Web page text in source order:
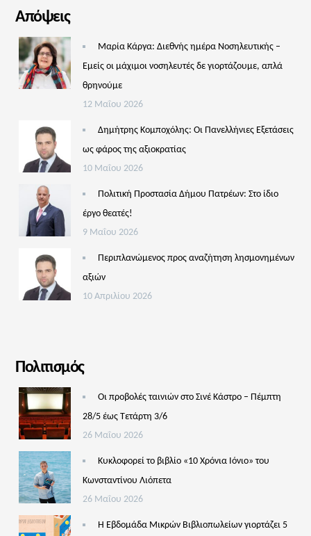
Απόψεις
Μαρία Κάργα: Διεθνής ημέρα Νοσηλευτικής –
Εμείς οι μάχιμοι νοσηλευτές δε γιορτάζουμε, απλά
θρηνούμε
12 Μαΐου 2026
Δημήτρης Κομποχόλης: Οι Πανελλήνιες Εξετάσεις
ως φάρος της αξιοκρατίας
10 Μαΐου 2026
Πολιτική Προστασία Δήμου Πατρέων: Στο ίδιο
έργο θεατές!
9 Μαΐου 2026
Περιπλανώμενος προς αναζήτηση λησμονημένων
αξιών
10 Απριλίου 2026
Πολιτισμός
Οι προβολές ταινιών στο Σινέ Κάστρο – Πέμπτη
28/5 έως Τετάρτη 3/6
26 Μαΐου 2026
Κυκλοφορεί το βιβλίο «10 Χρόνια Ιόνιο» του
Κωνσταντίνου Λιόπετα
26 Μαΐου 2026
Η Εβδομάδα Μικρών Βιβλιοπωλείων γιορτάζει 5